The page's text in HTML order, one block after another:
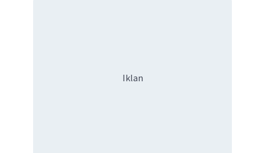
Iklan